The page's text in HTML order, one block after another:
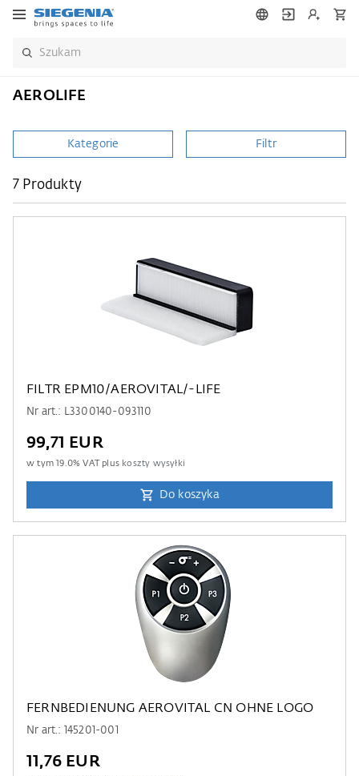
AEROLIFE
Kategorie Filtr
7 Produkty
FILTR EPM10/AEROVITAL/-LIFE
Nr art.: L3300140-093110
99,71 EUR
w tym19.0% VAT plus koszty wysyłki
Do koszyka
FERNBEDIENUNG AEROVITAL CN OHNE LOGO
Nr art.: 145201-001
11,76 EUR